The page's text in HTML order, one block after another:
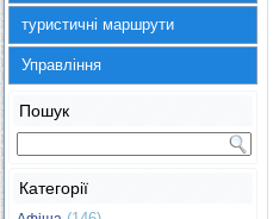
туристичні маршрути
Управління
Пошук
Категорії